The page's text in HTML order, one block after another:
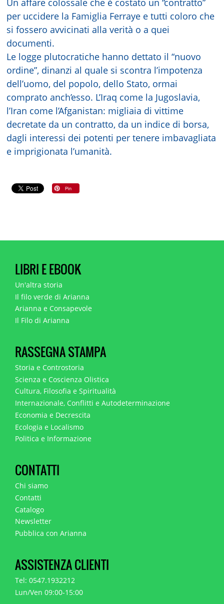
per uccidere la Famiglia Ferraye e tutti coloro che
si fossero avvicinati alla verità o a quei
documenti.
Le logge plutocratiche hanno dettato il “nuovo
ordine”, dinanzi al quale si scontra l’impotenza
dell’uomo, del popolo, dello Stato, ormai
comprato anch’esso. L’Iraq come la Jugoslavia,
l’Iran come l’Afganistan: migliaia di vittime
decretate da un contratto, da un indice di borsa,
dagli interessi dei potenti per tenere imbavagliata
e imprigionata l’umanità.
LIBRI E EBOOK
Un'altra storia
Il filo verde di Arianna
Arianna e Consapevole
Il Filo di Arianna
RASSEGNA STAMPA
Storia e Controstoria
Scienza e Coscienza Olistica
Cultura, Filosofia e Spiritualità
Internazionale, Conflitti e Autodeterminazione
Economia e Decrescita
Ecologia e Localismo
Politica e Informazione
CONTATTI
Chi siamo
Contatti
Catalogo
Newsletter
Pubblica con Arianna
ASSISTENZA CLIENTI
Tel: 0547.1932212
Lun/Ven 09:00-15:00